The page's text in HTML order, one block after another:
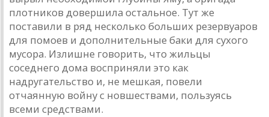
плотников довершила остальное. Тут же
поставили в ряд несколько больших резервуаров
для помоев и дополнительные баки для сухого
мусора. Излишне говорить, что жильцы
соседнего дома восприняли это как
надругательство и, не мешкая, повели
отчаянную войну с новшествами, пользуясь
всеми средствами.